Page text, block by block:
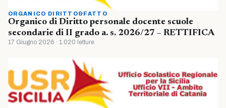
ORGANICO DIRITTO&FATTO
Organico di Diritto personale docente scuole
secondarie di II grado a. s. 2026/27 – RETTIFICA
17 Giugno 2026 · 1.020 letture